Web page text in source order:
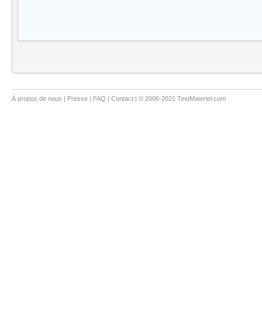
À propos de nous | Presse | FAQ | Contact | © 2006-2021 TestMateriel.com